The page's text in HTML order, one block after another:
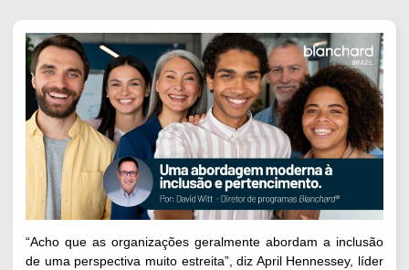
“Acho que as organizações geralmente abordam a inclusão
de uma perspectiva muito estreita”, diz April Hennessey, líder